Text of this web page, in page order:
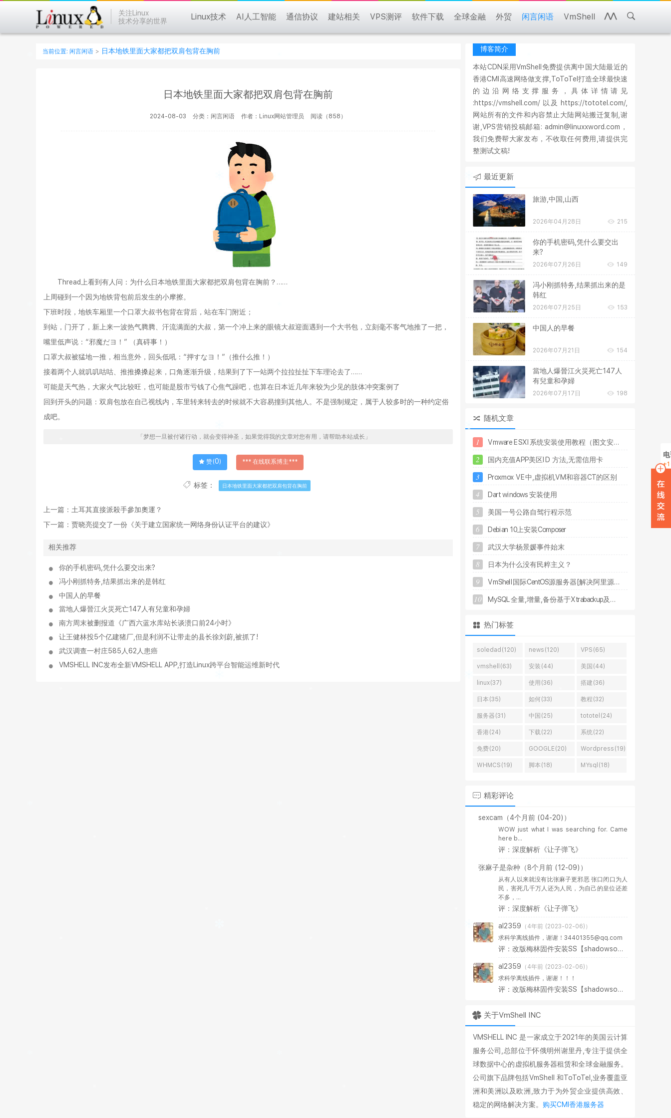
关注Linux
技术分享的世界
Linux技术 AI人工智能 通信协议 建站相关 VPS测评 软件下载 全球金融 外贸 闲言闲语 VmShell
当前位置: 闲言闲语 > 日本地铁里面大家都把双肩包背在胸前
日本地铁里面大家都把双肩包背在胸前
2024-08-03 分类：闲言闲语 作者：Linux网站管理员 阅读（858）
Thread上看到有人问：为什么日本地铁里面大家都把双肩包背在胸前？……
上周碰到一个因为地铁背包前后发生的小摩擦。
下班时段，地铁车厢里一个口罩大叔书包背在背后，站在车门附近；
到站，门开了，新上来一波热气腾腾、汗流满面的大叔，第一个冲上来的眼镜大叔迎面遇到一个大书包，立刻毫不客气地推了一把，
嘴里低声说：“邪魔だヨ！” （真碍事！）
口罩大叔被猛地一推，相当意外，回头低吼：“押すなヨ！”（推什么推！）
接着两个人就叽叽咕咕、推推搡搡起来，口角逐渐升级，结果到了下一站两个拉拉扯扯下车理论去了……
可能是天气热，大家火气比较旺，也可能是股市亏钱了心焦气躁吧，也算在日本近几年来较为少见的肢体冲突案例了
回到开头的问题：双肩包放在自己视线内，车里转来转去的时候就不大容易撞到其他人。不是强制规定，属于人较多时的一种约定俗
成吧。
「梦想一旦被付诸行动，就会变得神圣，如果觉得我的文章对您有用，请帮助本站成长」
赞(0) *** 在线联系博主***
标签： 日本地铁里面大家都把双肩包背在胸前
上一篇： 土耳其直接派殺手參加奧運？
下一篇： 贾晓亮提交了一份《关于建立国家统一网络身份认证平台的建议》
相关推荐
你的手机密码,凭什么要交出来?
冯小刚抓特务,结果抓出来的是韩红
中国人的早餐
當地人爆晉江火災死亡147人有兒童和孕婦
南方周末被删报道《广西六蓝水库站长谈溃口前24小时》
让王健林投5个亿建猪厂,但是利润不让带走的县长徐刘蔚,被抓了!
武汉调查一村庄585人62人患癌
VMSHELL INC发布全新VMSHELL APP,打造Linux跨平台智能运维新时代
博客简介
本站CDN采用VmShell免费提供离中国大陆最近的
香港CMI高速网络做支撑,ToToTel打造全球最快速
的边沿网络支撑服务，具体详情请见
:https://vmshell.com/ 以及 https://tototel.com/,
网站所有的文件和内容禁止大陆网站搬迁复制,谢
谢,VPS营销投稿邮箱: admin@linuxxword.com，
我们免费帮大家发布，不收取任何费用,请提供完
整测试文稿!
最近更新
旅游,中国,山西
2026年04月28日 215
你的手机密码,凭什么要交出
来?
2026年07月26日 149
冯小刚抓特务,结果抓出来的是
韩红
2026年07月25日 153
中国人的早餐
2026年07月21日 154
當地人爆晉江火災死亡147人
有兒童和孕婦
2026年07月17日 198
随机文章
1 Vmware ESX 系统安装使用教程 （ 图文安...
2 国内充值APP美区 D 方法 无需信用卡
3 Proxmox VE中 虚拟机VM和容器CT的区别
4 Dartwindows安装使用
5 美国一号公路自驾行程示范
6 Debian 10上安装Composer
7 武汉大学杨景媛事件始末
8 日本为什么没有民粹主 义 ？
9 VmShel 国 际CentOS源服务器 [解决阿里源...
10 MySQL全量 增量 备份基于Xtrabackup及...
热门标签
soledad(120) news(120) VPS(65)
vmshell(63) 安装(44) 美国(44)
linux(37) 使用(36) 搭建(36)
日本(35) 如何(33) 教程(32)
服务器(31) 中国(25) tototel(24)
香港(24) 下载(22) 系统(22)
免费(20) GOOGLE(20) Wordpress(19)
WHMCS(19) 脚本(18) MYsql(18)
精彩评论
sexcam （4个月前 (04-20)）
WOW just what I was searching for. Came
here b...
评：深度解析《让子弹飞》
张麻子是杂种 （8个月前 (12-09)）
从有人以来就没有比张麻子更邪恶 张口闭口为人
民，害死几千万人还为人民，为自己的皇位还差
不多，...
评：深度解析《让子弹飞》
al2359 （4年前 (2023-02-06)）
求科学离线插件，谢谢！34401355@qq.com
评：改版梅林固件安装SS【shadowsocks】科学上网插件教程
al2359 （4年前 (2023-02-06)）
求科学离线插件，谢谢！！！
评：改版梅林固件安装SS【shadowsocks】科学上网插件教程
关于VmShell INC
VMSHELL INC 是一家成立于2021年的美国云计算
服务公司,总部位于怀俄明州谢里丹,专注于提供全
球数据中心的虚拟机服务器租赁和全球金融服务。
公司旗下品牌包括VmShell 和ToToTel,业务覆盖亚
洲和美洲以及欧洲,致力于为外贸企业提供高效、
稳定的网络解决方案。 购买CMI香港服务器